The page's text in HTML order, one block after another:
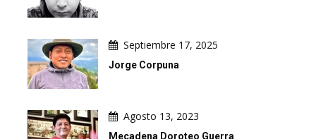
Septiembre 17, 2025
Jorge Corpuna
Agosto 13, 2023
Mecadena Doroteo Guerra